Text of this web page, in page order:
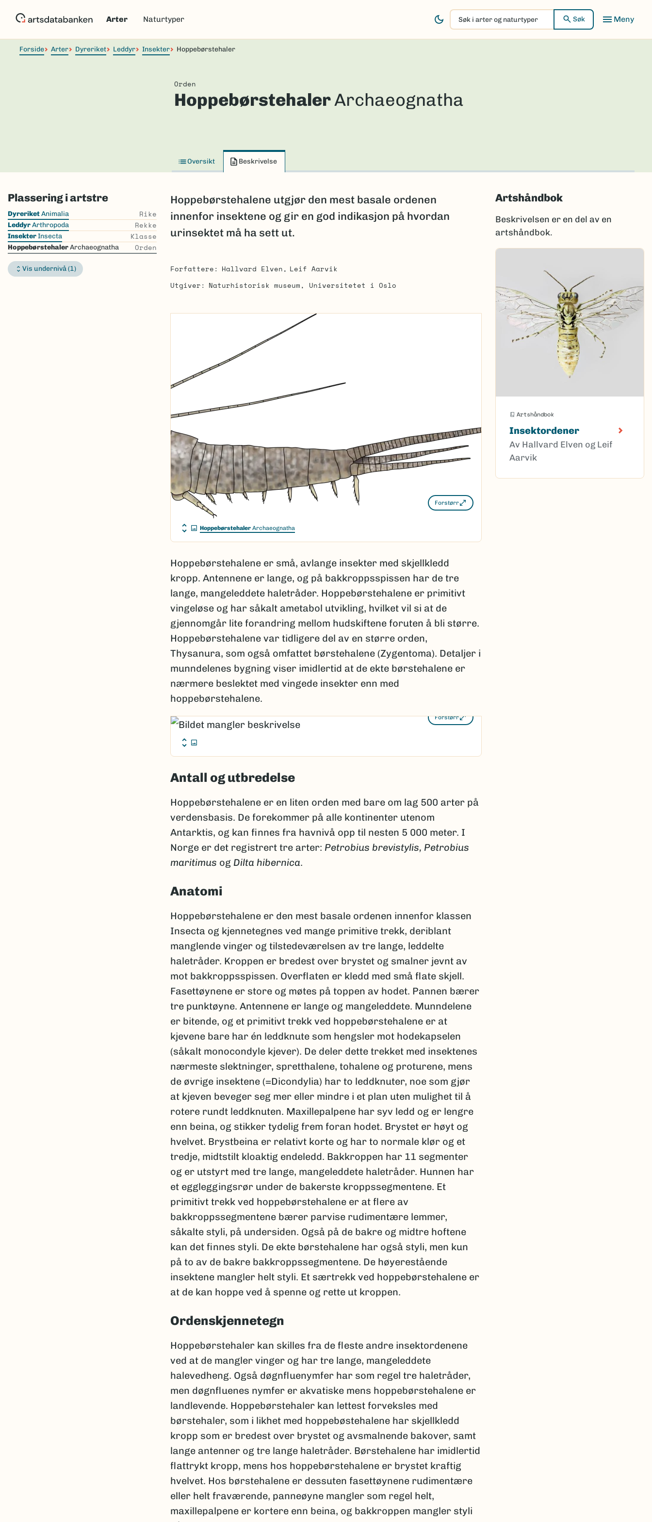
Arter Naturtyper
Søk
i
arter
Søk
Forside Arter Dyreriket Leddyr Insekter Hoppebørstehaler
Orden
HoppebørstehalerArchaeognatha
Oversikt Beskrivelse
Plassering i artstre
Skip
the
list
DyreriketAnimalia Rike
LeddyrArthropoda Rekke
InsekterInsecta Klasse
HoppebørstehalerArchaeognatha Orden
Vis undernivå (1)
Hoppebørstehalene utgjør den mest basale ordenen
innenfor insektene og gir en god indikasjon på hvordan
urinsektet må ha sett ut.
Forfattere Hallvard Elven
Leif Aarvik
Utgiver
Naturhistorisk museum, Universitetet i Oslo
Forstørr
HoppebørstehalerArchaeognatha
Hoppebørstehalene er små, avlange insekter med skjellkledd
kropp. Antennene er lange, og på bakkroppsspissen har de tre
lange, mangeleddete haletråder. Hoppebørstehalene er primitivt
vingeløse og har såkalt ametabol utvikling, hvilket vil si at de
gjennomgår lite forandring mellom hudskiftene foruten å bli større.
Hoppebørstehalene var tidligere del av en større orden,
Thysanura, som også omfattet børstehalene (Zygentoma). Detaljer i
munndelenes bygning viser imidlertid at de ekte børstehalene er
nærmere beslektet med vingede insekter enn med
hoppebørstehalene.
Forstørr
Antall og utbredelse
Hoppebørstehalene er en liten orden med bare om lag 500 arter på
verdensbasis. De forekommer på alle kontinenter utenom
Antarktis, og kan finnes fra havnivå opp til nesten 5 000 meter. I
Norge er det registrert tre arter: Petrobius brevistylis, Petrobius
maritimus og Dilta hibernica.
Anatomi
Hoppebørstehalene er den mest basale ordenen innenfor klassen
Insecta og kjennetegnes ved mange primitive trekk, deriblant
manglende vinger og tilstedeværelsen av tre lange, leddelte
haletråder. Kroppen er bredest over brystet og smalner jevnt av
mot bakkroppsspissen. Overflaten er kledd med små flate skjell.
Fasettøynene er store og møtes på toppen av hodet. Pannen bærer
tre punktøyne. Antennene er lange og mangeleddete. Munndelene
er bitende, og et primitivt trekk ved hoppebørstehalene er at
kjevene bare har én leddknute som hengsler mot hodekapselen
(såkalt monocondyle kjever). De deler dette trekket med insektenes
nærmeste slektninger, spretthalene, tohalene og proturene, mens
de øvrige insektene (=Dicondylia) har to leddknuter, noe som gjør
at kjeven beveger seg mer eller mindre i et plan uten mulighet til å
rotere rundt leddknuten. Maxillepalpene har syv ledd og er lengre
enn beina, og stikker tydelig frem foran hodet. Brystet er høyt og
hvelvet. Brystbeina er relativt korte og har to normale klør og et
tredje, midtstilt kloaktig endeledd. Bakkroppen har 11 segmenter
og er utstyrt med tre lange, mangeleddete haletråder. Hunnen har
et eggleggingsrør under de bakerste kroppssegmentene. Et
primitivt trekk ved hoppebørstehalene er at flere av
bakkroppssegmentene bærer parvise rudimentære lemmer,
såkalte styli, på undersiden. Også på de bakre og midtre hoftene
kan det finnes styli. De ekte børstehalene har også styli, men kun
på to av de bakre bakkroppssegmentene. De høyerestående
insektene mangler helt styli. Et særtrekk ved hoppebørstehalene er
at de kan hoppe ved å spenne og rette ut kroppen.
Ordenskjennetegn
Hoppebørstehaler kan skilles fra de fleste andre insektordenene
ved at de mangler vinger og har tre lange, mangeleddete
halevedheng. Også døgnfluenymfer har som regel tre haletråder,
men døgnfluenes nymfer er akvatiske mens hoppebørstehalene er
landlevende. Hoppebørstehaler kan lettest forveksles med
børstehaler, som i likhet med hoppebøstehalene har skjellkledd
kropp som er bredest over brystet og avsmalnende bakover, samt
lange antenner og tre lange haletråder. Børstehalene har imidlertid
flattrykt kropp, mens hos hoppebørstehalene er brystet kraftig
hvelvet. Hos børstehalene er dessuten fasettøynene rudimentære
eller helt fraværende, panneøyne mangler som regel helt,
maxillepalpene er kortere enn beina, og bakkroppen mangler styli
Artshåndbok
Beskrivelsen er en del av en
artshåndbok.
Artshåndbok
Insektordener
Av Hallvard Elven og Leif
Aarvik